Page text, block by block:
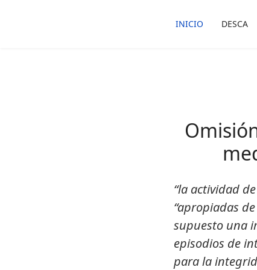
INICIO DESCA
“la actividad
“apropiadas
supuesto una
episodios de
para la